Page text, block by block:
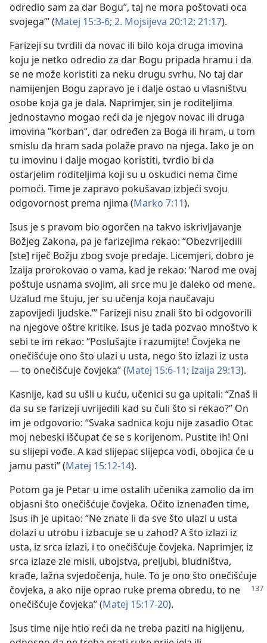
odredio sam za dar Bogu”, taj ne mora poštovati oca
svojega’” (Matej 15:3-6; 2. Mojsijeva 20:12; 21:17).
Farizeji su tvrdili da novac ili bilo koja druga imovina
koju je netko odredio za dar Bogu pripada hramu i da
se ne može koristiti za neku drugu svrhu. No taj dar
namijenjen Bogu zapravo je i dalje ostao u vlasništvu
osobe koja ga je dala. Naprimjer, sin je roditeljima
jednostavno mogao reći da je njegov novac ili druga
imovina “korban”, dar određen za Boga ili hram, u tom
smislu da hram sada polaže pravo na njega. Iako je on
tu imovinu i dalje mogao koristiti, tvrdio bi da
ostarjelim roditeljima koji su u oskudici nema čime
pomoći. Time je zapravo pokušavao izbjeći svoju
odgovornost prema njima (Marko 7:11).
Isus je s pravom bio ogorčen na takvo iskrivljavanje
Božjeg Zakona, pa je farizejima rekao: “Obezvrijedili
[ste] riječ Božju zbog svoje predaje. Licemjeri, dobro je
Izaija prorokovao o vama, kad je rekao: ‘Narod me ovaj
poštuje usnama svojim, ali srce mu je daleko od mene.
Uzalud me štuju, jer su učenja koja naučavaju
zapovijedi ljudske.’” Farizeji nisu znali što bi odgovorili
na njegove oštre kritike. Isus je tada pozvao mnoštvo k
sebi te im rekao: “Poslušajte i razumijte! Čovjeka ne
onečišćuje ono što ulazi u usta, nego što izlazi iz usta
— to onečišćuje čovjeka” (Matej 15:6-11; Izaija 29:13).
Kasnije, kad su ušli u kuću, učenici su ga upitali: “Znaš li
da su se farizeji uvrijedili kad su čuli što si rekao?” On
im je odgovorio: “Svaka sadnica koju nije zasadio Otac
moj nebeski iščupat će se s korijenom. Pustite ih! Oni
su slijepi vođe. A kad slijepac slijepca vodi, obojica će u
jamu pasti” (Matej 15:12-14).
Potom ga je Petar u ime ostalih učenika zamolio da im
objasni što onečišćuje čovjeka. Očito iznenađen time,
Isus ih je upitao: “Ne znate li da sve što ulazi u usta
dolazi u utrobu i izbacuje se u zahod? A što izlazi iz
usta, iz srca izlazi, i to onečišćuje čovjeka. Naprimjer, iz
srca izlaze zle misli, ubojstva, preljubi, bludništva,
krađe, lažna svjedočenja, hule. To je ono što onečišćuje
čovjeka, a ako nije oprao ruke prema obredu, to ne
onečišćuje čovjeka” (Matej 15:17-20).
Isus time nije htio reći da ne treba paziti na higijenu,